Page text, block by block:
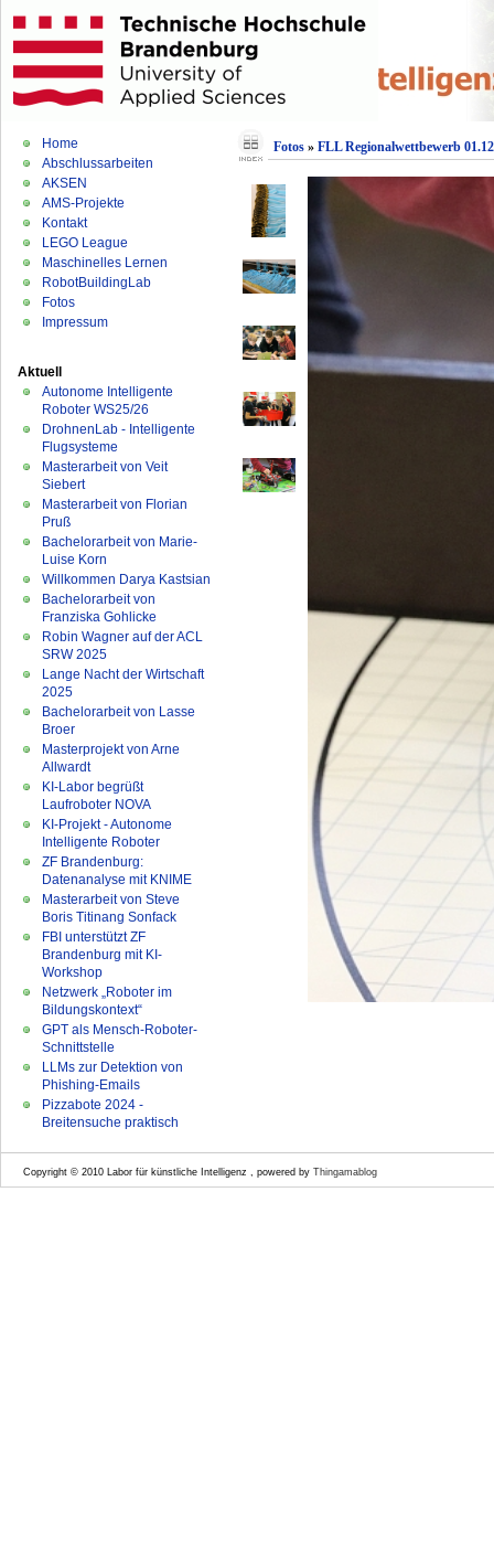
Home
Abschlussarbeiten
AKSEN
AMS-Projekte
Kontakt
LEGO League
Maschinelles Lernen
RobotBuildingLab
Fotos
Impressum
Aktuell
Autonome Intelligente
Roboter WS25/26
DrohnenLab - Intelligente
Flugsysteme
Masterarbeit von Veit
Siebert
Masterarbeit von Florian
Pruß
Bachelorarbeit von Marie-
Luise Korn
Willkommen Darya Kastsian
Bachelorarbeit von
Franziska Gohlicke
Robin Wagner auf der ACL
SRW 2025
Lange Nacht der Wirtschaft
2025
Bachelorarbeit von Lasse
Broer
Masterprojekt von Arne
Allwardt
KI-Labor begrüßt
Laufroboter NOVA
KI-Projekt - Autonome
Intelligente Roboter
ZF Brandenburg:
Datenanalyse mit KNIME
Masterarbeit von Steve
Boris Titinang Sonfack
FBI unterstützt ZF
Brandenburg mit KI-
Workshop
Netzwerk „Roboter im
Bildungskontext“
GPT als Mensch-Roboter-
Schnittstelle
LLMs zur Detektion von
Phishing-Emails
Pizzabote 2024 -
Breitensuche praktisch
Fotos» FLL Regionalwettbewerb
Copyright © 2010 Labor für künstliche Intelligenz , powered by Thingamablog